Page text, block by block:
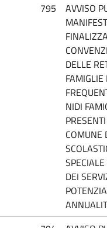
795
AVVISO
DELLE
NIDI
COMUNE
DEI